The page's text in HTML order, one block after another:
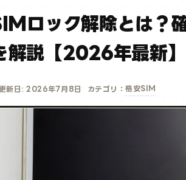
ロック解除とは？
解説【2026年最新】
更新日: 2026年7月8日 カテゴリ：格安SIM